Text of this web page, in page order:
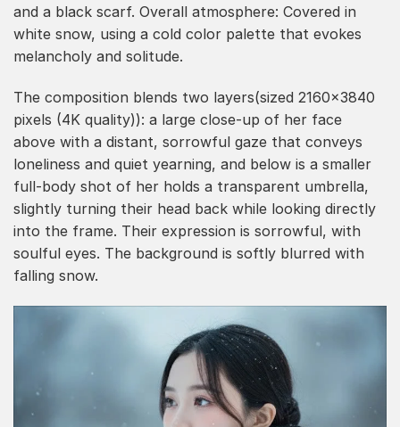
and a black scarf. Overall atmosphere: Covered in
white snow, using a cold color palette that evokes
melancholy and solitude.
The composition blends two layers(sized 2160×3840
pixels (4K quality)): a large close-up of her face
above with a distant, sorrowful gaze that conveys
loneliness and quiet yearning, and below is a smaller
full-body shot of her holds a transparent umbrella,
slightly turning their head back while looking directly
into the frame. Their expression is sorrowful, with
soulful eyes. The background is softly blurred with
falling snow.